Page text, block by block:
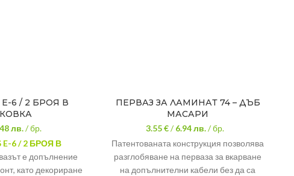
E-6 / 2 БРОЯ В
лв. / бр.
E-6 / 2 БРОЯ В
е допълнение
като декориране
ПЕРВАЗ ЗА ЛАМИНАТ 74 – ДЪБ
МАСАРИ
3.55 €/6.94лв. / бр.
Патентованата конструкция позволява
разглобяване на перваза за вкарване
на допълнителни кабели без да са